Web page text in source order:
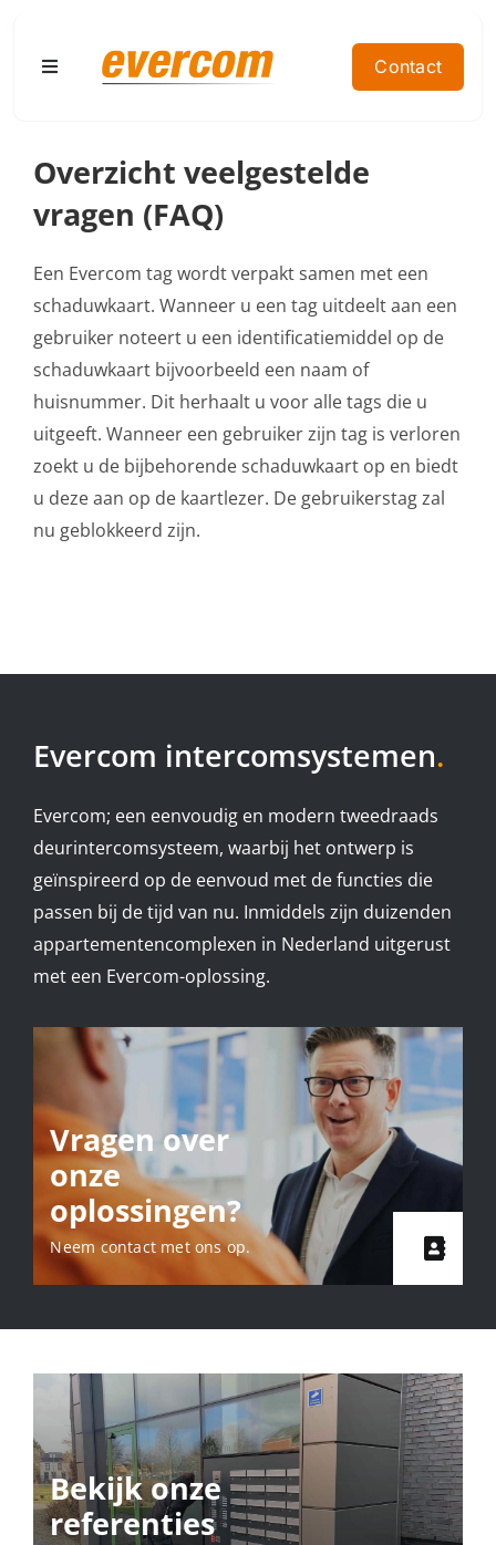
inhoud
Contact
Toggle
Producten
Doelgroep
Contact
Referenties
Offerte aanvragen
Overzicht veelgestelde
vragen (FAQ)
Een Evercom tag wordt verpakt samen met een
schaduwkaart. Wanneer u een tag uitdeelt aan een
gebruiker noteert u een identificatiemiddel op de
schaduwkaart bijvoorbeeld een naam of
huisnummer. Dit herhaalt u voor alle tags die u
uitgeeft. Wanneer een gebruiker zijn tag is verloren
zoekt u de bijbehorende schaduwkaart op en biedt
u deze aan op de kaartlezer. De gebruikerstag zal
nu geblokkeerd zijn.
Evercom intercomsystemen.
Evercom; een eenvoudig en modern tweedraads
deurintercomsysteem, waarbij het ontwerp is
geïnspireerd op de eenvoud met de functies die
passen bij de tijd van nu. Inmiddels zijn duizenden
appartementencomplexen in Nederland uitgerust
met een Evercom-oplossing.
Vragen over
onze
oplossingen?
Neem contact met ons op.
Bekijk onze
referenties